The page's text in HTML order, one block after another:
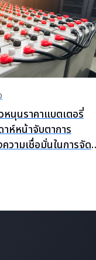
นุนราคาแบตเตอรี่
าห์หน้าจับตาการ
วามเชื่อมั่นในการจัด
Scrap Battery